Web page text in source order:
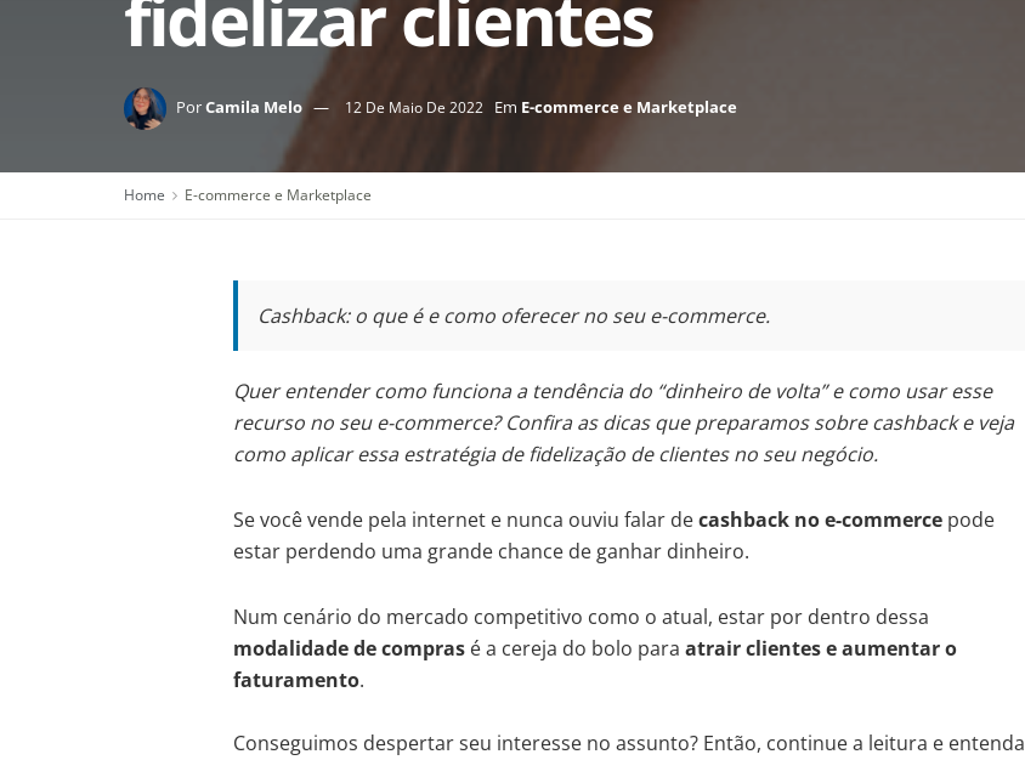
PorCamila Melo 12 De Maio De 2022 Em E-commerce e Marketplace
Home E-commerce e Marketplace
Cashback: o que é e como oferecer no seu e-commerce.
Quer entender como funciona a tendência do “dinheiro de volta” e como usar esse
recurso no seu e-commerce? Confira as dicas que preparamos sobre cashback e veja
como aplicar essa estratégia de fidelização de clientes no seu negócio.
Se você vende pela internet e nunca ouviu falar decashback no e-commerce pode
estar perdendo uma grande chance de ganhar dinheiro.
Num cenário do mercado competitivo como o atual, estar por dentro dessa
modalidade de compras é a cereja do bolo para atrair clientes e aumentar o
faturamento.
Conseguimos despertar seu interesse no assunto? Então, continue a leitura e entenda